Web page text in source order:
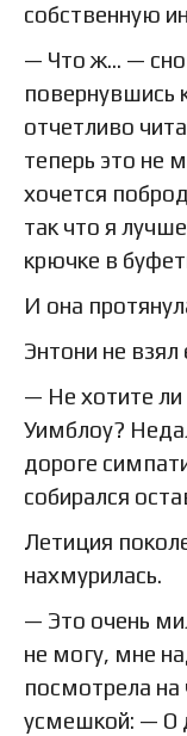
собственную
— Что ж… —
повернувшись
отчетливо
теперь это не
хочется
так что я
крючке в
И она
Энтони не взял
— Не хотите
Уимблоу?
дороге
собирался
Летиция
нахмурилась.
— Это очень
не могу, мне
посмотрела
усмешкой: — О